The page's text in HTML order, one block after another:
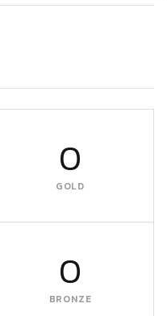
0
GOLD
0
BRONZE